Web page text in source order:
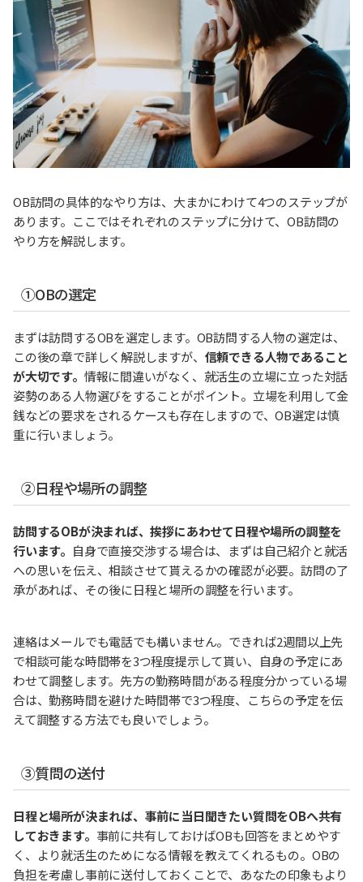
OB訪問の具体的なやり方は、大まかにわけて4つのステップが
あります。ここではそれぞれのステップに分けて、OB訪問の
やり方を解説します。
①OBの選定
まずは訪問するOBを選定します。OB訪問する人物の選定は、
この後の章で詳しく解説しますが、 信頼できる人物であること
が大切です。 情報に間違いがなく、就活生の立場に立った対話
姿勢のある人物選びをすることがポイント。立場を利用して金
銭などの要求をされるケースも存在しますので、OB選定は慎
重に行いましょう。
②日程や場所の調整
訪問するOBが決まれば、挨拶にあわせて日程や場所の調整を
行います。 自身で直接交渉する場合は、まずは自己紹介と就活
への思いを伝え、相談させて貰えるかの確認が必要。訪問の了
承があれば、その後に日程と場所の調整を行います。
連絡はメールでも電話でも構いません。できれば2週間以上先
で相談可能な時間帯を3つ程度提示して貰い、自身の予定にあ
わせて調整します。先方の勤務時間がある程度分かっている場
合は、勤務時間を避けた時間帯で3つ程度、こちらの予定を伝
えて調整する方法でも良いでしょう。
③質問の送付
日程と場所が決まれば、事前に当日聞きたい質問をOBへ共有
しておきます。 事前に共有しておけばOBも回答をまとめやす
く、より就活生のためになる情報を教えてくれるもの。OBの
負担を考慮し事前に送付しておくことで、あなたの印象もより